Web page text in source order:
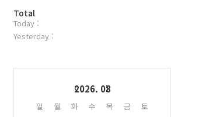
플
러
그
방
문
자
Total
Today :
Yesterday :
2026. 08
일 월 화 수 목 금
토